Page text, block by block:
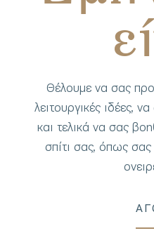
Θέλουμε να σας
λειτουργικές ιδέες,
και τελικά να σας
σπίτι σας, όπως σας